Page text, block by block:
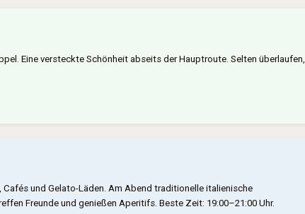
Eine versteckte Schönheit abseits der Hauptroute. Selten überlaufen,
und Gelato-Läden. Am Abend traditionelle italienische
Freunde und genießen Aperitifs. Beste Zeit: 19:00–21:00 Uhr.